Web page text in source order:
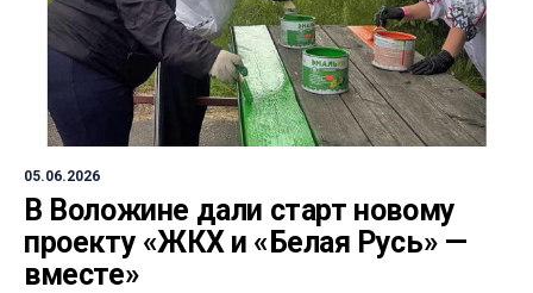
05.06.2026
В Воложине дали старт новому
проекту «ЖКХ и «Белая Русь» —
вместе»